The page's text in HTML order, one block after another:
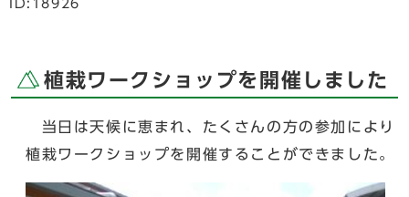
ID:18926
植栽ワークショップを開催しました
当日は天候に恵まれ、たくさんの方の参加により
植栽ワークショップを開催することができました。